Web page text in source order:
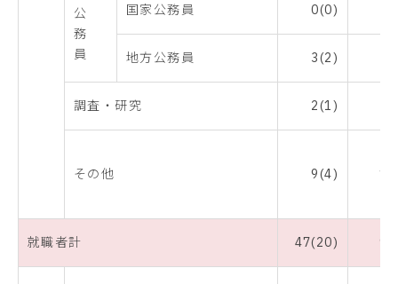
公
務
員
国家公務員 0(0)
地方公務員 3(2)
調査・研究 2(1)
その他 9(4)
就職者計 47(20)